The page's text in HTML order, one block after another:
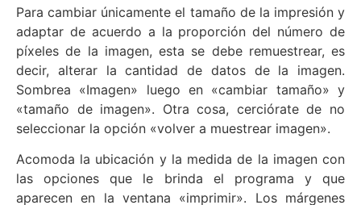
Para cambiar únicamente el tamaño de la impresión y
adaptar de acuerdo a la proporción del número de
píxeles de la imagen, esta se debe remuestrear, es
decir, alterar la cantidad de datos de la imagen.
Sombrea «Imagen» luego en «cambiar tamaño» y
«tamaño de imagen». Otra cosa, cerciórate de no
seleccionar la opción «volver a muestrear imagen».
Acomoda la ubicación y la medida de la imagen con
las opciones que le brinda el programa y que
aparecen en la ventana «imprimir». Los márgenes